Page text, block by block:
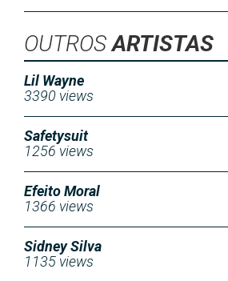
OUTROSARTISTAS
Lil Wayne
3390 views
Safetysuit
1256 views
Efeito Moral
1366 views
Sidney Silva
1135 views